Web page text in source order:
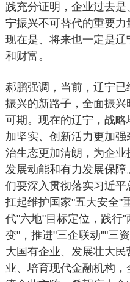
践充分证明，企业过去
宁振兴不可替代的重要力
现在是、将来也一定是
和财富。
郝鹏强调，当前，辽宁
振兴的新路子，全面振
可期。现在的辽宁，战
加坚实、创新活力更加
治生态更加清朗，为企
发展动能和有力发展保
们要深入贯彻落实习近
扛起维护国家"五大安全"
代"六地"目标定位，践行
变"，推进"三企联动""三
大国有企业、发展壮大
业、培育现代金融机构